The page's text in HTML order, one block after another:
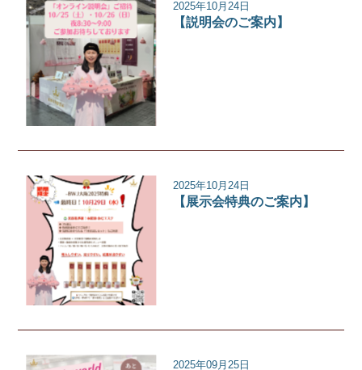
2025年10月24日
【説明会のご案内】
2025年10月24日
【展示会特典のご案内】
2025年09月25日